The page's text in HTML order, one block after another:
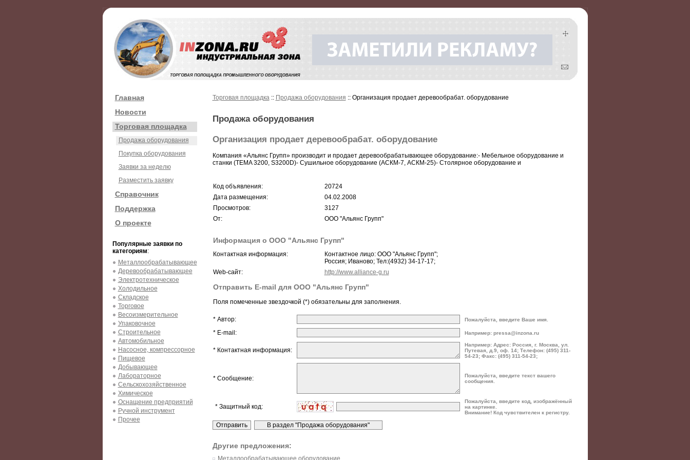
Главная
Новости
Торговая площадка
Продажа оборудования
Покупка оборудования
Заявки за неделю
Разместить заявку
Справочник
Поддержка
О проекте
Популярные заявки по
категориям:
Металлообрабатывающее
Деревообрабатывающее
Электротехническое
Холодильное
Складское
Торговое
Весоизмерительное
Упаковочное
Строительное
Автомобильное
Насосное, компрессорное
Пищевое
Добывающее
Лабораторное
Сельскохозяйственное
Химическое
Оснащение предприятий
Ручной инструмент
Прочее
Торговая площадка:: Продажа оборудования :: Организация продает деревообрабат. оборудование
Продажа оборудования
Организация продает деревообрабат. оборудование
Компания «Альянс Групп» производит и продает деревообрабатывающее оборудование:- Мебельное оборудование и
станки (TEMA 3200, S3200D)- Сушильное оборудование (АСКМ-7, АСКМ-25)- Столярное оборудование и
Код объявления:
20724
Дата размещения:
04.02.2008
Просмотров:
3127
От:
ООО "Альянс Групп"
Информация о ООО "Альянс Групп"
Контактная информация:
Контактное лицо: ООО "Альянс Групп";
Россия; Иваново; Тел:(4932) 34-17-17;
Web-сайт:
http://www.alliance-g.ru
Отправить E-mail для ООО "Альянс Групп"
Поля помеченные звездочкой (*) обязательны для заполнения.
* Автор: Пожалуйста, введите Ваше имя.
* E-mail: Например: pressa@inzona.ru
* Контактная информация:
Например: Адрес: Россия, г. Москва, ул.
Путевая, д.9, оф. 14; Телефон: (495) 311-
54-23; Факс: (495) 311-54-23;
* Сообщение:
Пожалуйста, введите текст вашего
сообщения.
* Защитный код:
Пожалуйста, введите код, изображённый
на картинке.
Внимание! Код чувствителен к регистру.
Другие предложения:
Металлообрабатывающее оборудование